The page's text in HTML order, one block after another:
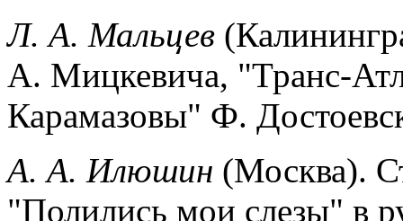
Л. А. Мальцев
А. Мицкевича, "Транс-
Карамазовы" Ф.
А. А. Илюшин (Москва).
"Полились мои слезы" в